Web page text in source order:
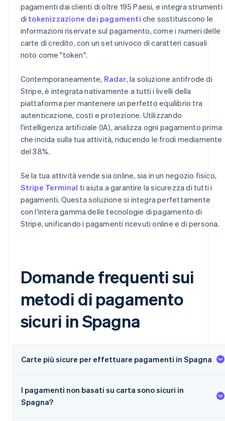
pagamenti dai clienti di oltre 195 Paesi, e integra strumenti
di tokenizzazione dei pagamenti che sostituiscono le
informazioni riservate sul pagamento, come i numeri delle
carte di credito, con un set univoco di caratteri casuali
noto come "token".
Contemporaneamente, Radar, la soluzione antifrode di
Stripe, è integrata nativamente a tutti i livelli della
piattaforma per mantenere un perfetto equilibrio tra
autenticazione, costi e protezione. Utilizzando
l'intelligenza artificiale (IA), analizza ogni pagamento prima
che incida sulla tua attività, riducendo le frodi mediamente
del 38%.
Se la tua attività vende sia online, sia in un negozio fisico,
Stripe Terminal ti aiuta a garantire la sicurezza di tutti i
pagamenti. Questa soluzione si integra perfettamente
con l'intera gamma delle tecnologie di pagamento di
Stripe, unificando i pagamenti ricevuti online e di persona.
Domande frequenti sui
metodi di pagamento
sicuri in Spagna
Carte più sicure per effettuare pagamenti in Spagna
I pagamenti non basati su carta sono sicuri in
Spagna?